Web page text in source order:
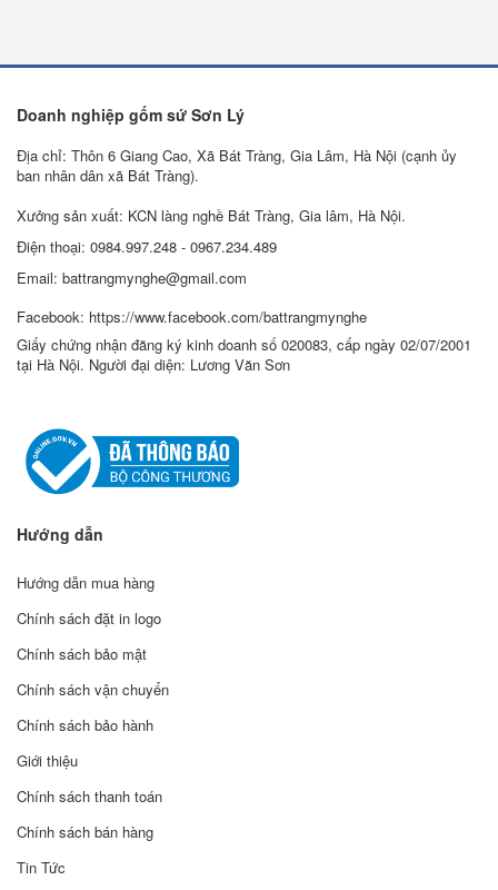
Doanh nghiệp gốm sứ Sơn Lý
Địa chỉ: Thôn 6 Giang Cao, Xã Bát Tràng, Gia Lâm, Hà Nội (cạnh ủy
ban nhân dân xã Bát Tràng).
Xưởng sản xuất: KCN làng nghề Bát Tràng, Gia lâm, Hà Nội.
Điện thoại: 0984.997.248 - 0967.234.489
Email: battrangmynghe@gmail.com
Facebook: https://www.facebook.com/battrangmynghe
Giấy chứng nhận đăng ký kinh doanh số 020083, cấp ngày 02/07/2001
tại Hà Nội. Người đại diện: Lương Văn Sơn
Hướng dẫn
Hướng dẫn mua hàng
Chính sách đặt in logo
Chính sách bảo mật
Chính sách vận chuyển
Chính sách bảo hành
Giới thiệu
Chính sách thanh toán
Chính sách bán hàng
Tin Tức